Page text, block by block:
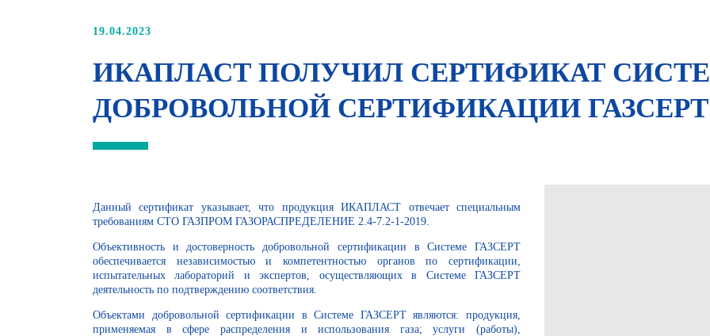
19.04.2023
ИКАПЛАСТ ПОЛУЧИЛ СЕРТИФИКАТ
ДОБРОВОЛЬНОЙ СЕРТИФИКАЦИИ ГАЗСЕРТ
Данный сертификат указывает, что продукция ИКАПЛАСТ отвечает специальным
требованиям СТО ГАЗПРОМ ГАЗОРАСПРЕДЕЛЕНИЕ 2.4-7.2-1-2019.
Объективность и достоверность добровольной сертификации в Системе ГАЗСЕРТ
обеспечивается независимостью и компетентностью органов по сертификации,
испытательных лабораторий и экспертов, осуществляющих в Системе ГАЗСЕРТ
деятельность по подтверждению соответствия.
Объектами добровольной сертификации в Системе ГАЗСЕРТ являются: продукция,
применяемая в сфере распределения и использования газа; услуги (работы),